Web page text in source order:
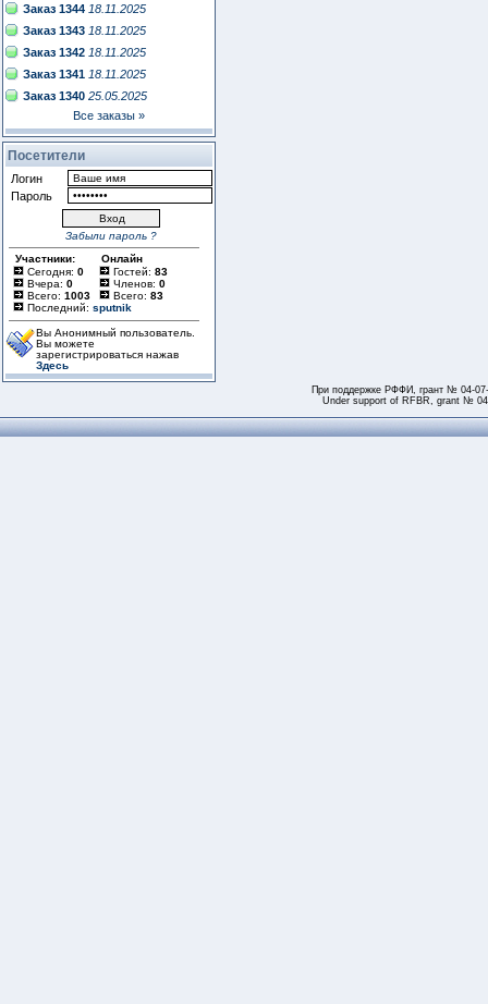
Заказ 1344 18.11.2025
Заказ 1343 18.11.2025
Заказ 1342 18.11.2025
Заказ 1341 18.11.2025
Заказ 1340 25.05.2025
Все заказы »
Посетители
Логин
Пароль
Забыли пароль ?
Участники:
Сегодня: 0
Вчера: 0
Всего: 1003
Онлайн
Гостей: 83
Членов: 0
Всего: 83
Последний: sputnik
Вы Анонимный пользователь.
Вы можете
зарегистрироваться нажав
Здесь
При поддержке РФФИ, грант № 04-
Under support of RFBR, grant №